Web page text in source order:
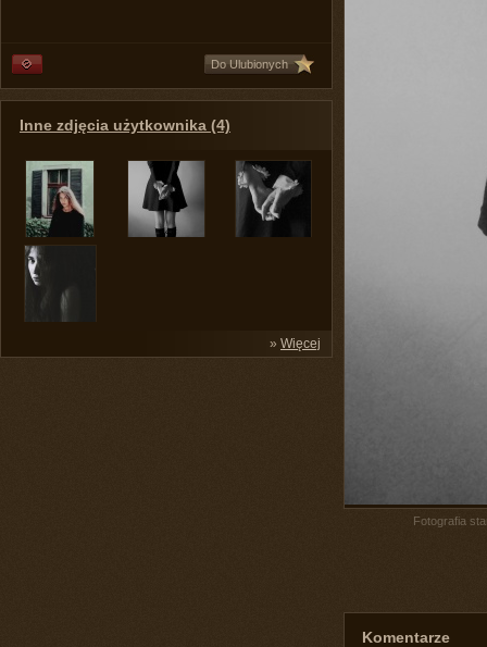
Do Ulubionych
Inne zdjęcia użytkownika (4)
» Więcej
Fotografia
Komentarze